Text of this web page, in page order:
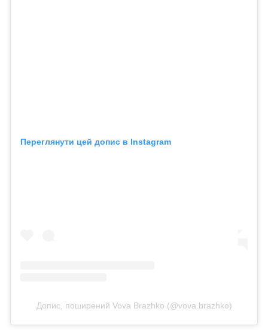
Переглянути цей допис в Instagram
Допис, поширений Vova Brazhko (@vova.brazhko)